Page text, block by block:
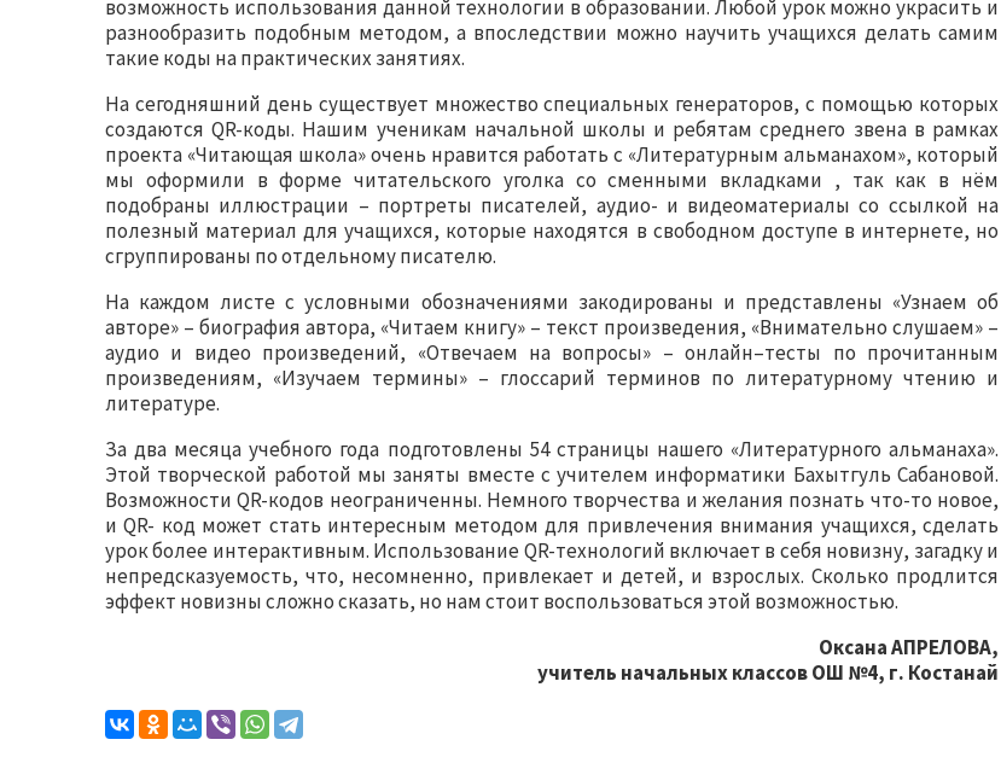
возможность использования данной технологии в образовании. Любой урок можно украсить и
разнообразить подобным методом, а впоследствии можно научить учащихся делать самим
такие коды на практических занятиях.
На сегодняшний день существует множество специальных генераторов, с помощью которых
создаются QR-коды. Нашим ученикам начальной школы и ребятам среднего звена в рамках
проекта «Читающая школа» очень нравится работать с «Литературным альманахом», который
мы оформили в форме читательского уголка со сменными вкладками , так как в нём
подобраны иллюстрации – портреты писателей, аудио- и видеоматериалы со ссылкой на
полезный материал для учащихся, которые находятся в свободном доступе в интернете, но
сгруппированы по отдельному писателю.
На каждом листе с условными обозначениями закодированы и представлены «Узнаем об
авторе» – биография автора, «Читаем книгу» – текст произведения, «Внимательно слушаем» –
аудио и видео произведений, «Отвечаем на вопросы» – онлайн–тесты по прочитанным
произведениям, «Изучаем термины» – глоссарий терминов по литературному чтению и
литературе.
За два месяца учебного года подготовлены 54 страницы нашего «Литературного альманаха».
Этой творческой работой мы заняты вместе с учителем информатики Бахытгуль Сабановой.
Возможности QR-кодов неограниченны. Немного творчества и желания познать что-то новое,
и QR- код может стать интересным методом для привлечения внимания учащихся, сделать
урок более интерактивным. Использование QR-технологий включает в себя новизну, загадку и
непредсказуемость, что, несомненно, привлекает и детей, и взрослых. Сколько продлится
эффект новизны сложно сказать, но нам стоит воспользоваться этой возможностью.
Оксана АПРЕЛОВА,
учитель начальных классов ОШ №4, г. Костанай